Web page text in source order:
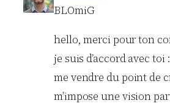
BLOmiG
hello, merci pour ton
je suis d’accord avec
me vendre du point de
m’impose une vision